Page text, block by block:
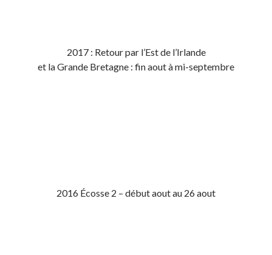
2017 : Retour par l’Est de l’Irlande
et la Grande Bretagne : fin aout à mi-septembre
2016 Écosse 2 – début aout au 26 aout